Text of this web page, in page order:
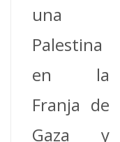
una
Palestina
en la
Franja de
Gaza y